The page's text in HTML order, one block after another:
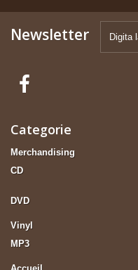
Newsletter
Categorie
Merchandising
CD
DVD
Vinyl
MP3